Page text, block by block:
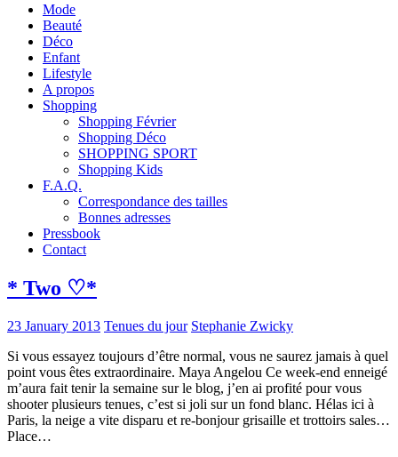
Mode
Beauté
Déco
Enfant
Lifestyle
A propos
Shopping
Shopping Février
Shopping Déco
SHOPPING SPORT
Shopping Kids
F.A.Q.
Correspondance des tailles
Bonnes adresses
Pressbook
Contact
* Two ♡*
23 January 2013 Tenues du jour Stephanie Zwicky
Si vous essayez toujours d’être normal, vous ne saurez jamais à quel
point vous êtes extraordinaire. Maya Angelou Ce week-end enneigé
m’aura fait tenir la semaine sur le blog, j’en ai profité pour vous
shooter plusieurs tenues, c’est si joli sur un fond blanc. Hélas ici à
Paris, la neige a vite disparu et re-bonjour grisaille et trottoirs sales…
Place…